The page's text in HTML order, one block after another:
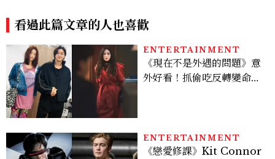
看過此篇文章的人也喜歡
ENTERTAINMENT
《現在不是外遇的問題》意
外好看！抓偷吃反轉變命
看點懶人包
ENTERTAINMENT
《戀愛修課》Kit Connor